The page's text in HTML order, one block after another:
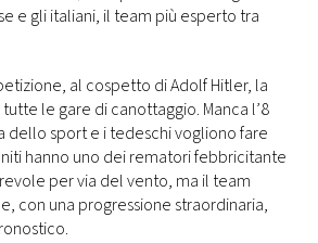
e gli italiani, il team più esperto tra
al cospetto di Adolf Hitler, la
le gare di canottaggio. Manca l’8
dello sport e i tedeschi vogliono fare
hanno uno dei rematori febbricitante
per via del vento, ma il team
con una progressione straordinaria,